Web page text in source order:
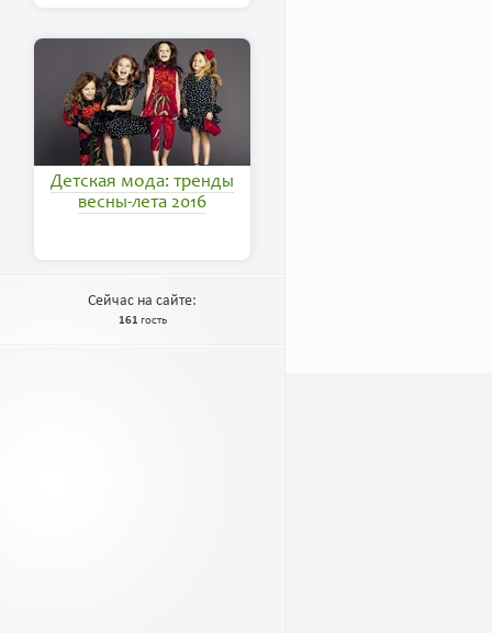
Детская мода: тренды
весны-лета 2016
Сейчас на сайте:
161 гость